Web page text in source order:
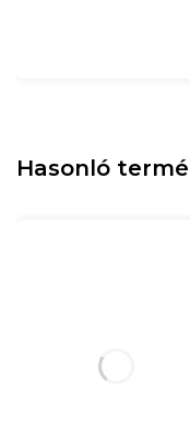
Hasonló